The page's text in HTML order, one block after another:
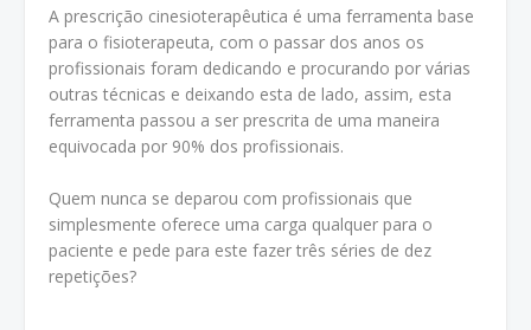
A prescrição cinesioterapêutica é uma ferramenta base
para o fisioterapeuta, com o passar dos anos os
profissionais foram dedicando e procurando por várias
outras técnicas e deixando esta de lado, assim, esta
ferramenta passou a ser prescrita de uma maneira
equivocada por 90% dos profissionais.
Quem nunca se deparou com profissionais que
simplesmente oferece uma carga qualquer para o
paciente e pede para este fazer três séries de dez
repetições?